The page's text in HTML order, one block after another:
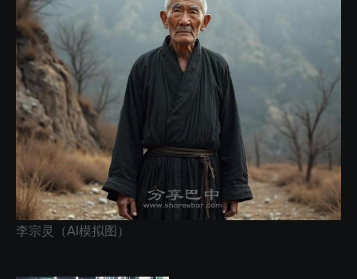
李宗灵（AI模拟图）